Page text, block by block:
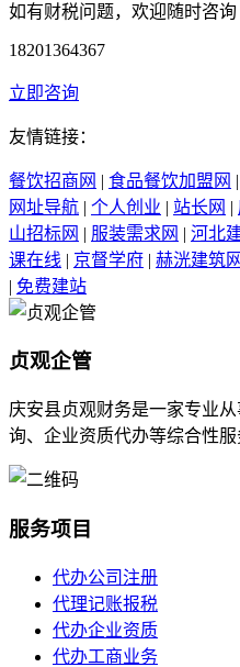
如有财税问题，欢迎随时咨询
18201364367
立即咨询
友情链接：
餐饮招商网 | 食品餐饮加盟网 |
网址导航 | 个人创业 | 站长网 |
山招标网 | 服装需求网 | 河北
课在线 | 京督学府 | 赫洸建筑网
| 免费建站
贞观企管
庆安县贞观财务是一家专业
询、企业资质代办等综合性
服务项目
代办公司注册
代理记账报税
代办企业资质
代办工商业务